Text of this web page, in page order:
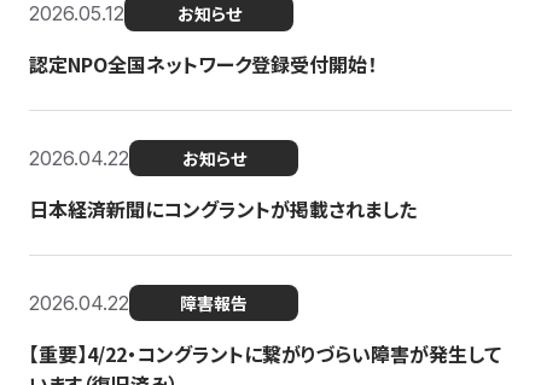
2026.05.12 お知らせ
認定NPO全国ネットワーク登録受付開始！
2026.04.22 お知らせ
日本経済新聞にコングラントが掲載されました
2026.04.22 障害報告
【重要】4/22・コングラントに繋がりづらい障害が発生して